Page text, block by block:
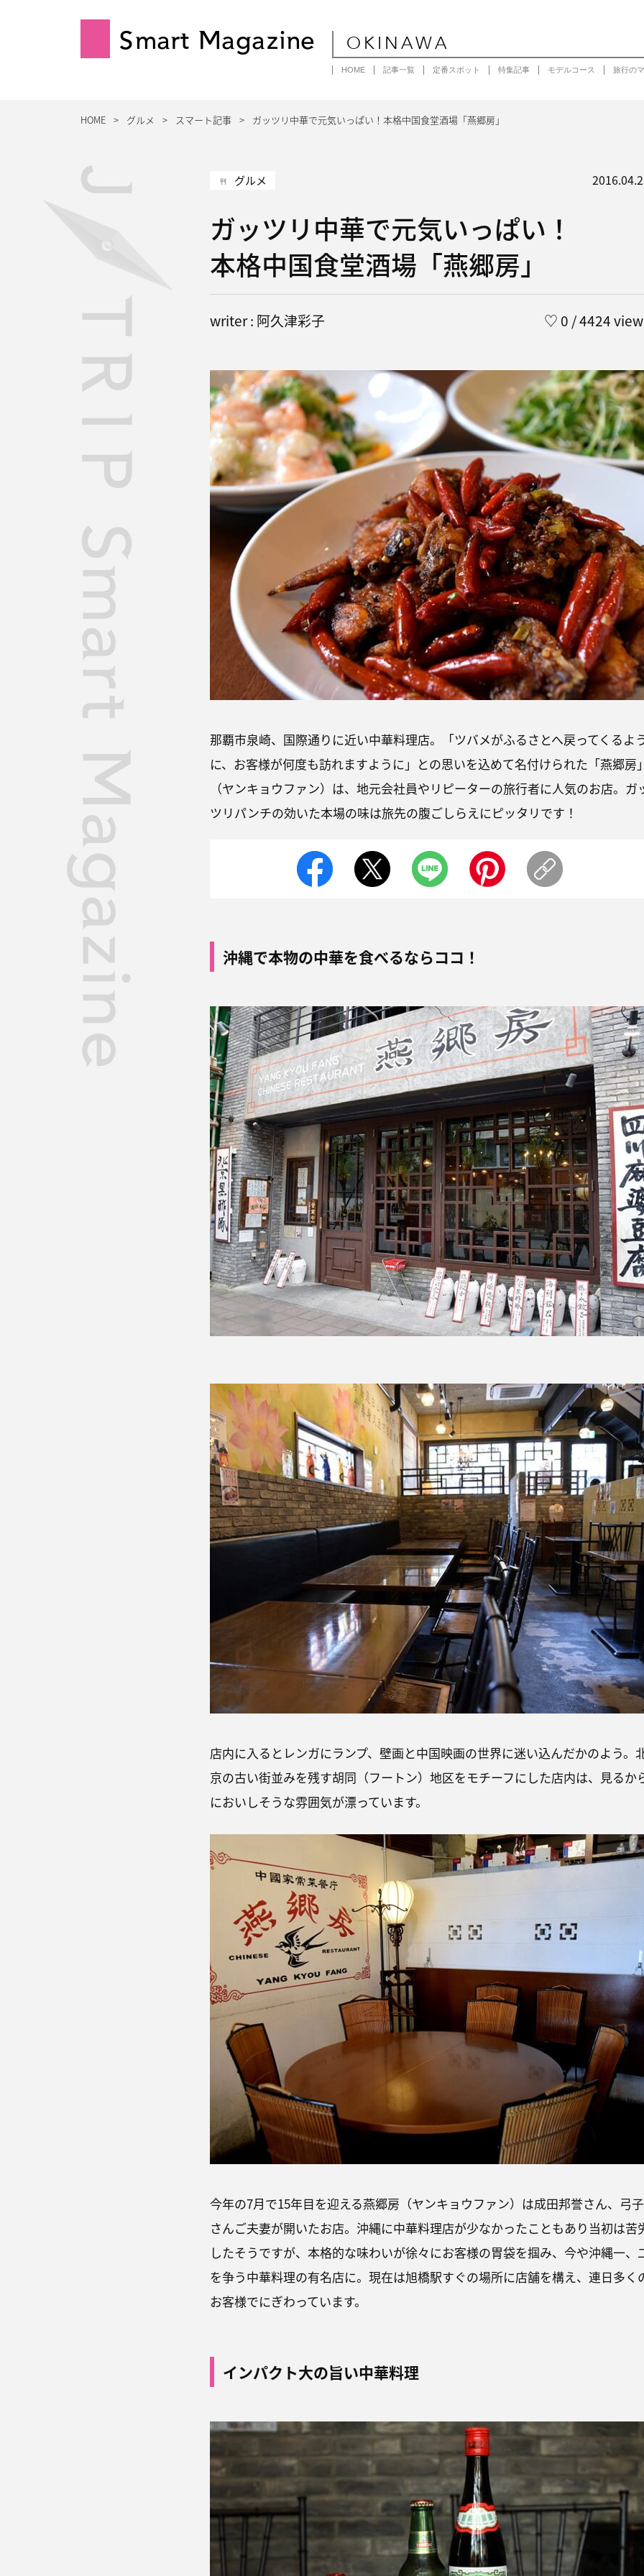
Smart Magazine OKINAWA
HOME 記事一覧 定番スポット 特集記事 モデルコース 旅行の
HOME グルメ スマート記事 ガッツリ中華で元気いっぱい！本格中国食堂酒場「燕郷房」
グルメ
ガッツリ中華で元気いっぱい！
本格中国食堂酒場「燕郷房」
writer : 阿久津彩子 ♡ 0 / 4424
那覇市泉崎、国際通りに近い中華料理店。「ツバメがふるさとへ戻ってくるよ
に、お客様が何度も訪れますように」との思いを込めて名付けられた「燕郷房
（ヤンキョウファン）は、地元会社員やリピーターの旅行者に人気のお店。ガ
ツリパンチの効いた本場の味は旅先の腹ごしらえにピッタリです！
沖縄で本物の中華を食べるならココ！
店内に入るとレンガにランプ、壁画と中国映画の世界に迷い込んだかのよう。
京の古い街並みを残す胡同（フートン）地区をモチーフにした店内は、見るか
においしそうな雰囲気が漂っています。
今年の7月で15年目を迎える燕郷房（ヤンキョウファン）は成田邦誉さん、弓子
さんご夫妻が開いたお店。沖縄に中華料理店が少なかったこともあり当初は苦
したそうですが、本格的な味わいが徐々にお客様の胃袋を掴み、今や沖縄一、
を争う中華料理の有名店に。現在は旭橋駅すぐの場所に店舗を構え、連日多く
お客様でにぎわっています。
インパクト大の旨い中華料理